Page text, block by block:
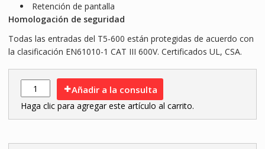
Retención de pantalla
Homologación de seguridad
Todas las entradas del T5-600 están protegidas de acuerdo con
la clasificación EN61010-1 CAT III 600V. Certificados UL, CSA.
Añadir a la consulta
Haga clic para agregar este artículo al carrito.